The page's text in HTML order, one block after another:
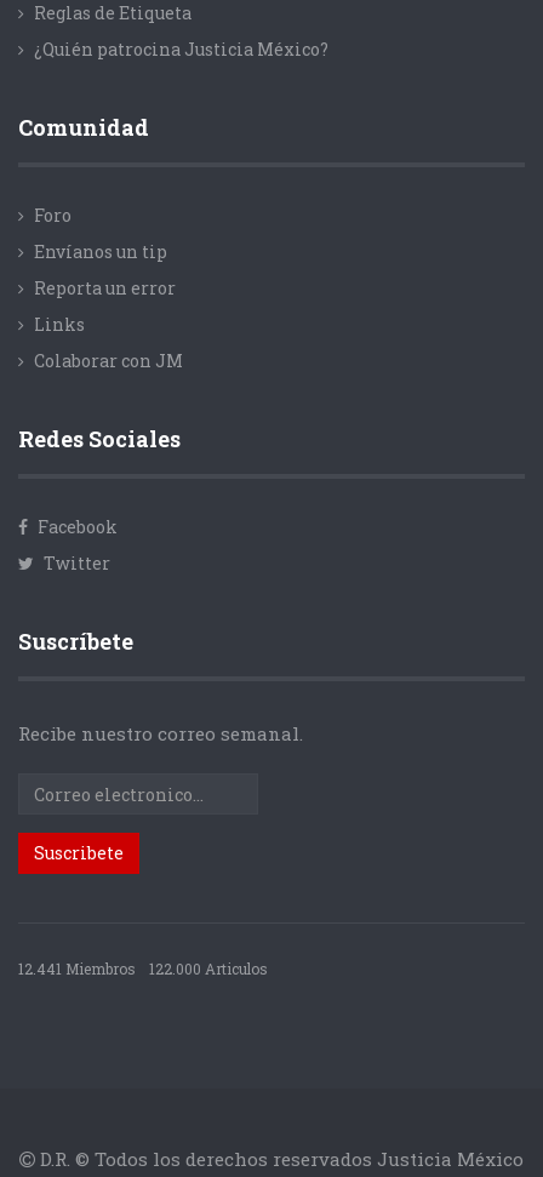
Reglas de Etiqueta
¿Quién patrocina Justicia México?
Comunidad
Foro
Envíanos un tip
Reporta un error
Links
Colaborar con JM
Redes Sociales
Facebook
Twitter
Suscríbete
Recibe nuestro correo semanal.
12.441 Miembros 122.000 Articulos
D.R. © Todos los derechos reservados Justicia México